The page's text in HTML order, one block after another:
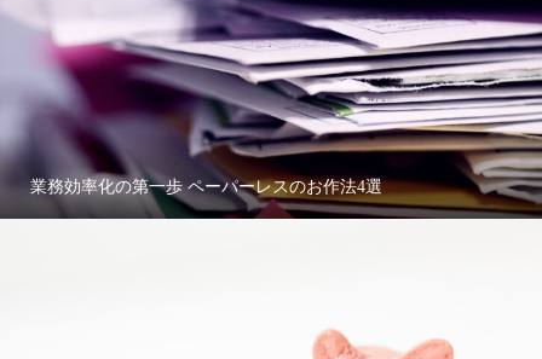
業務効率化の第一歩 ペーパーレスのお作法4選